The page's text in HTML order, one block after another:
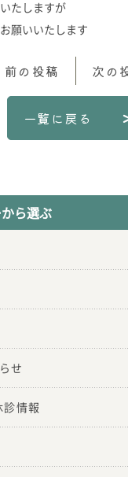
たしますが
願いいたします
一覧に戻る
前の投稿 次の
ら選ぶ
せ
情報